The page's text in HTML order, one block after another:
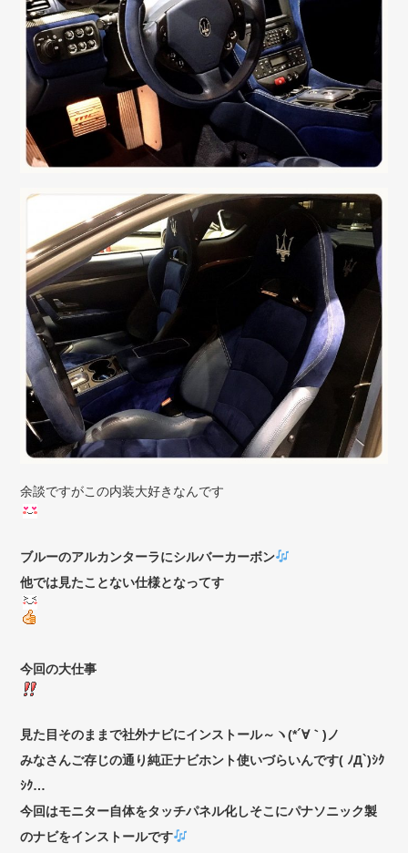
余談ですがこの内装大好きなんです
ブルーのアルカンターラにシルバーカーボン
他では見たことない仕様となってす
今回の大仕事
見た目そのままで社外ナビにインストール～ヽ(*´∀｀)ノ
みなさんご存じの通り純正ナビホント使いづらいんです( ﾉД`)ｼｸ
ｼｸ…
今回はモニター自体をタッチパネル化しそこにパナソニック製
のナビをインストールです